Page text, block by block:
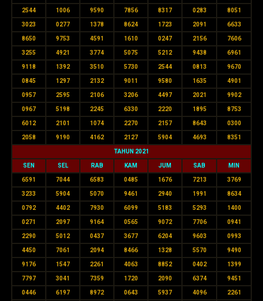
2544 1006 9590 7856 8317 0283 8051
3023 0277 1378 8624 1723 2091 6633
8650 9753 4591 1610 0247 2156 7606
3255 4921 3774 5075 5212 9438 6961
9118 1392 3510 5730 2544 0813 9670
0845 1297 2132 9011 9580 1635 4901
0957 2595 2106 3206 4497 2021 9902
0967 5198 2245 6330 2220 1895 8753
6012 2101 1074 2270 2157 8643 0300
2058 9190 4162 2127 5904 4693 8351
TAHUN 2021
SEN SEL RAB KAM JUM SAB MIN
6591 7044 6583 0485 1676 7213 3769
3233 5904 5070 9461 2940 1991 8634
0792 4402 7930 6099 5183 5293 1400
0271 2097 9164 0565 9072 7706 0941
2290 5012 0437 3677 6204 9603 0993
4450 7061 2094 8466 1328 5570 9490
9176 1547 2261 4063 8852 0402 1399
7797 3041 7359 1720 2090 6374 9451
0446 6197 8972 0643 5937 4096 2261